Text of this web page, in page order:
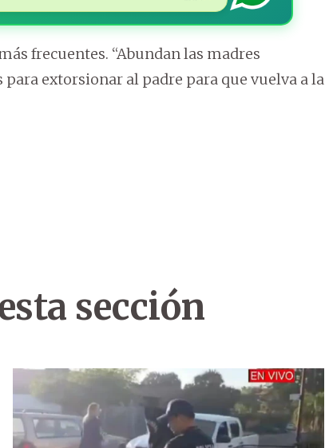
frecuentes. “Abundan las madres
extorsionar al padre para que vuelva a la
sección